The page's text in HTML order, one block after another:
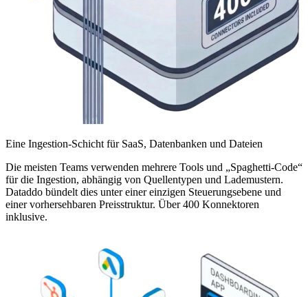
Eine Ingestion-Schicht für SaaS, Datenbanken und Dateien
Die meisten Teams verwenden mehrere Tools und „Spaghetti-Code“
für die Ingestion, abhängig von Quellentypen und Lademustern.
Dataddo bündelt dies unter einer einzigen Steuerungsebene und
einer vorhersehbaren Preisstruktur. Über 400 Konnektoren
inklusive.